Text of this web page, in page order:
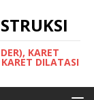
KARET
DILATASI